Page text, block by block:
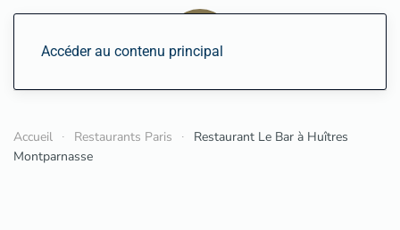
Accéder au contenu principal
Accueil Restaurants Paris
Restaurant Le Bar à Huîtres
Montparnasse